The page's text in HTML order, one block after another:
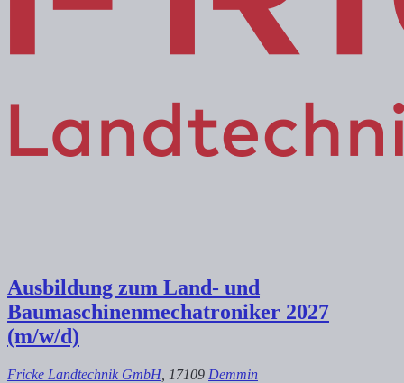
Ausbildung zum Land- und
Baumaschinenmechatroniker 2027
(m/w/d)
Fricke Landtechnik GmbH , 17109 Demmin